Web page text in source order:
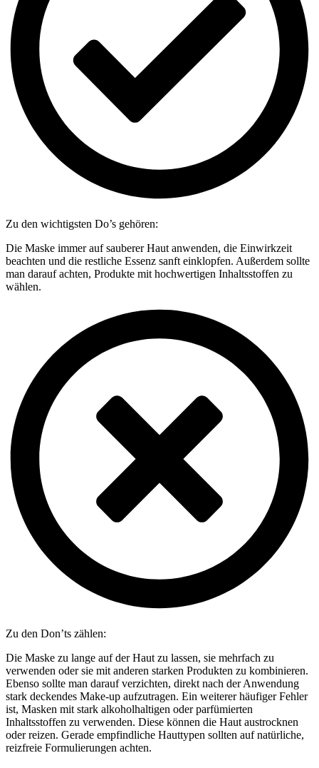
Zu den wichtigsten Do’s gehören:
Die Maske immer auf sauberer Haut anwenden, die Einwirkzeit
beachten und die restliche Essenz sanft einklopfen. Außerdem sollte
man darauf achten, Produkte mit hochwertigen Inhaltsstoffen zu
wählen.
Zu den Don’ts zählen:
Die Maske zu lange auf der Haut zu lassen, sie mehrfach zu
verwenden oder sie mit anderen starken Produkten zu kombinieren.
Ebenso sollte man darauf verzichten, direkt nach der Anwendung
stark deckendes Make-up aufzutragen. Ein weiterer häufiger Fehler
ist, Masken mit stark alkoholhaltigen oder parfümierten
Inhaltsstoffen zu verwenden. Diese können die Haut austrocknen
oder reizen. Gerade empfindliche Hauttypen sollten auf natürliche,
reizfreie Formulierungen achten.